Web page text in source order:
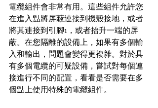
電纜組件會非常有用。這些組件允許您
在進入點將屏蔽連接到機殼接地，或者
將其連接到引腳1，或者抬升一端的屏
蔽。在您隔離的設備上，如果有多個輸
入和輸出，問題會變得更複雜。對於具
有多個電纜的可疑設備，嘗試對每個連
接進行不同的配置，看看是否需要在多
個點上使用特殊的電纜組件。